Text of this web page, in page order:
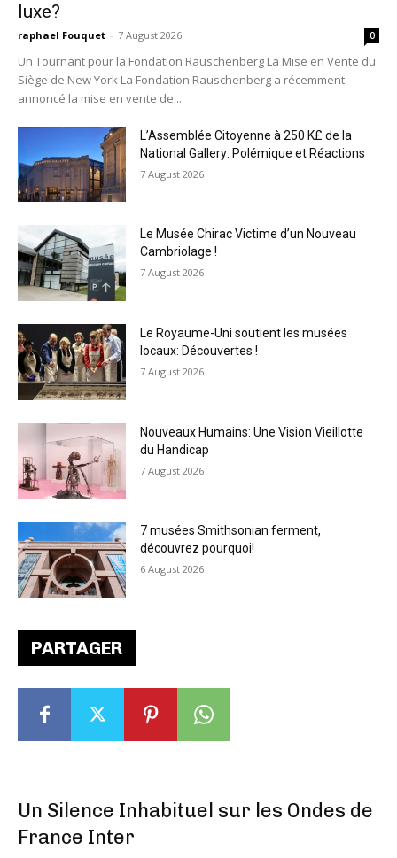
PARTAGER
Un Silence Inhabituel sur les Ondes de
France Inter
luxe?
raphael Fouquet - 7 August 2026 0
Un Tournant pour la Fondation Rauschenberg La Mise en Vente du
Siège de New York La Fondation Rauschenberg a récemment
annoncé la mise en vente de...
L’Assemblée Citoyenne à 250 K£ de la
National Gallery: Polémique et Réactions
7 August 2026
Le Musée Chirac Victime d’un Nouveau
Cambriolage !
7 August 2026
Le Royaume-Uni soutient les musées
locaux: Découvertes !
7 August 2026
Nouveaux Humains: Une Vision Vieillotte
du Handicap
7 August 2026
7 musées Smithsonian ferment,
découvrez pourquoi!
6 August 2026